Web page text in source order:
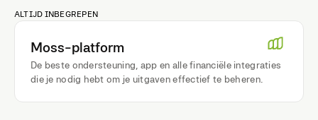
ALTIJD INBEGREPEN
Moss-platform
De beste ondersteuning, app en alle financiële integraties
die je nodig hebt om je uitgaven effectief te beheren.